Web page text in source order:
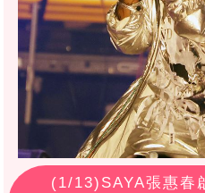
(1/13)SAYA張惠春